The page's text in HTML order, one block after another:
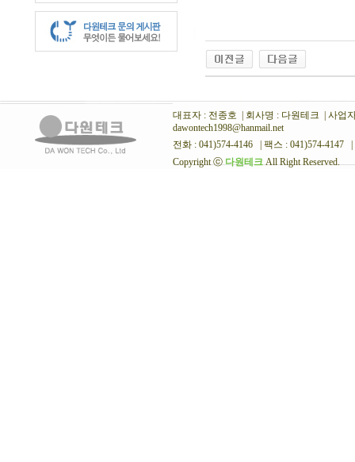
대표자 : 전종호 | 회사명 : 다원테크 | 사업
dawontech1998@hanmail.net
전화 : 041)574-4146 | 팩스 : 041)574-4147
Copyright ⓒ다원테크All Right Reserved.